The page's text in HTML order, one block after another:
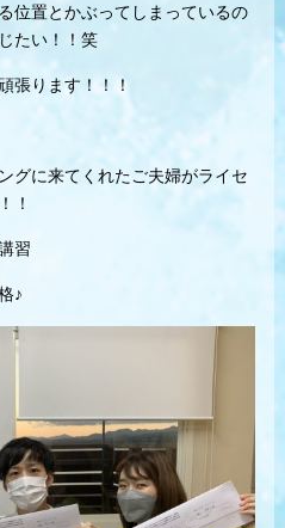
位置とかぶってしまっているの
たい！！笑
張ります！！！
グに来てくれたご夫婦がライセ
！
習
♪